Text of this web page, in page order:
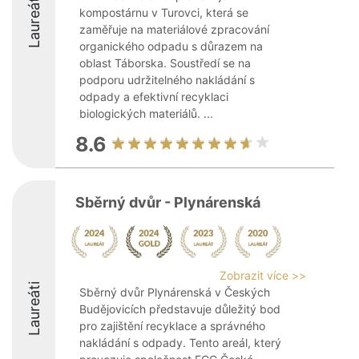
Laureáti
kompostárnu v Turovci, která se
zaměřuje na materiálové zpracování
organického odpadu s důrazem na
oblast Táborska. Soustředí se na
podporu udržitelného nakládání s
odpady a efektivní recyklaci
biologických materiálů. ...
8.6
Laureáti
Sběrný dvůr - Plynárenská
Zobrazit více >>
Sběrný dvůr Plynárenská v Českých
Budějovicích představuje důležitý bod
pro zajištění recyklace a správného
nakládání s odpady. Tento areál, který